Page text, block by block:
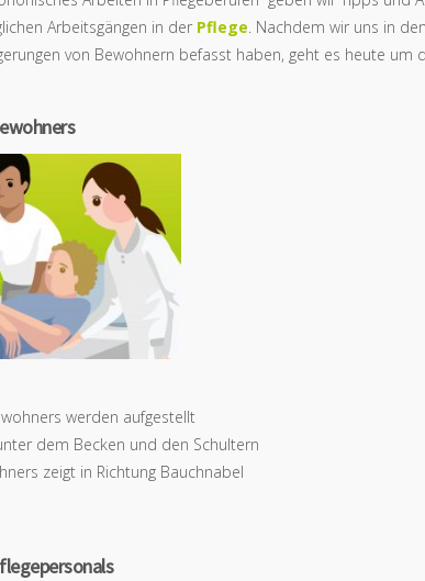
Arbeitsgängen in der Pflege . Nachdem wir uns in
von Bewohnern befasst haben, geht es heute um
werden aufgestellt
dem Becken und den Schultern
zeigt in Richtung Bauchnabel